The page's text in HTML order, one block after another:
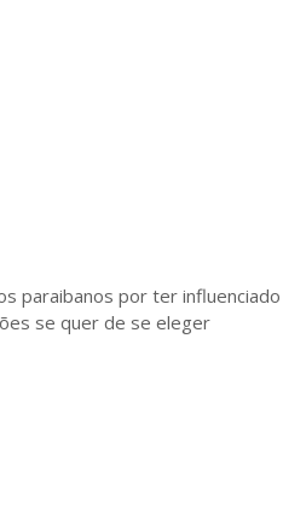
paraibanos por ter influenciado
se quer de se eleger